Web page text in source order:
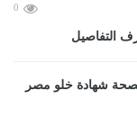
0
التفاصيل